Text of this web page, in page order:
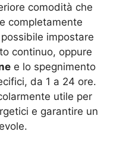
comodità che
completamente
impostare
continuo, oppure
e lo spegnimento
da 1 a 24 ore.
utile per
e garantire un